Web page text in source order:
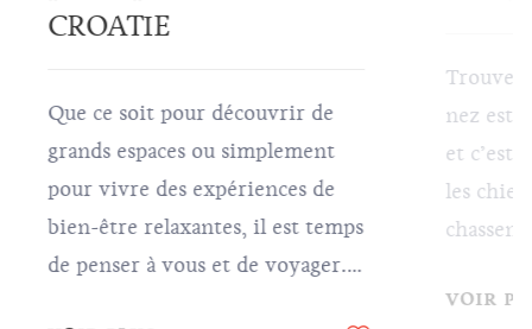
CROATIE
Que ce soit pour découvrir de
grands espaces ou simplement
pour vivre des expériences de
bien-être relaxantes, il est temps
de penser à vous et de voyager.
Trouver
nez est
et c’est
les
chers
VOIR